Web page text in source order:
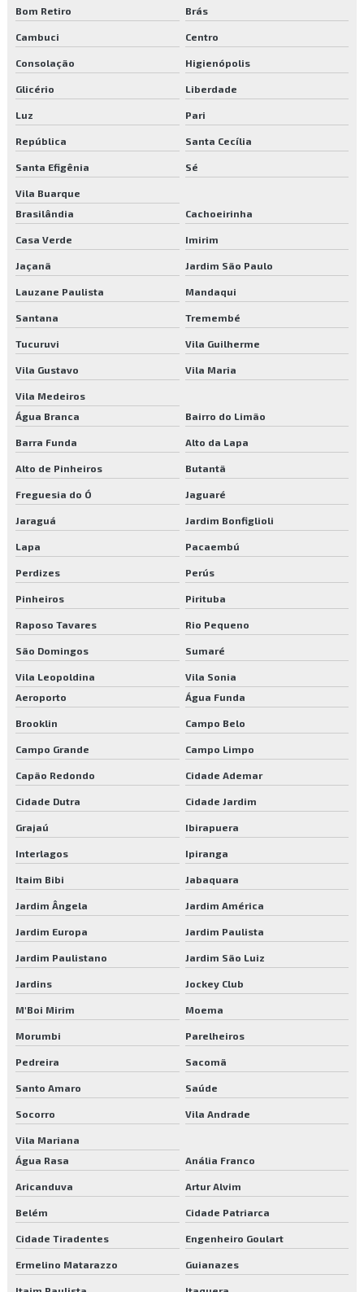
Empresa de reflorestamento
Empresa de reflorestamento ambiental
Empresa de reflorestamento sp
Empresa de remoção de árvores
Empresa de terceirização de portaria
Empresa de terceirização recepção
Empresa de terceirização de serviços de limpeza sp
Empresa terceirizada de portaria
Empresas de facilities sp
Empresas de manutenção de condomínios
Empresas de poda de árvores sp
Empresas que fazem reflorestamento
Empresas que fazem remoção de árvores
Empresas de serviços para condomínios
Execução de jardins
Execução e manutenção de áreas verdes
Execução e manutenção de jardins
Fornecedor de mudas
Fornecedor de plantas
Fornecedores de plantas para revenda
Jardinagem para condomínios
Jardinagem para empresas
Jardinagem e limpeza de terreno
Manutenção elétrica predial
Manutenção de gramados esportivos
Manutenção de jardim
Manutenção de jardins
Manutenção predial
Manutenção predial preventiva e corretiva
Plantio de mudas
Poda de árvores
Poda e remoção de árvores
Prestação de serviços de manutenção predial
Recepcionista terceirizada
Bom Retiro Brás
Cambuci Centro
Consolação Higienópolis
Glicério Liberdade
Luz Pari
República Santa Cecília
Santa Efigênia Sé
Vila Buarque
Brasilândia
Cachoeirinha
Casa Verde Imirim
Jaçanã Jardim São Paulo
Lauzane Paulista Mandaqui
Santana Tremembé
Tucuruvi Vila Guilherme
Vila Gustavo Vila Maria
Vila Medeiros
Água Branca
Bairro do Limão
Barra Funda Alto da Lapa
Alto de Pinheiros Butantã
Freguesia do Ó Jaguaré
Jaraguá Jardim Bonfiglioli
Lapa Pacaembú
Perdizes Perús
Pinheiros Pirituba
Raposo Tavares Rio Pequeno
São Domingos Sumaré
Vila Leopoldina
Vila Sonia
Aeroporto
Água Funda
Brooklin Campo Belo
Campo Grande Campo Limpo
Capão Redondo Cidade Ademar
Cidade Dutra Cidade Jardim
Grajaú Ibirapuera
Interlagos Ipiranga
Itaim Bibi Jabaquara
Jardim Ângela Jardim América
Jardim Europa Jardim Paulista
Jardim Paulistano Jardim São Luiz
Jardins Jockey Club
M'Boi Mirim Moema
Morumbi Parelheiros
Pedreira Sacomã
Santo Amaro Saúde
Socorro Vila Andrade
Vila Mariana
Água Rasa
Anália Franco
Aricanduva Artur Alvim
Belém Cidade Patriarca
Cidade Tiradentes Engenheiro Goulart
Ermelino Matarazzo Guianazes